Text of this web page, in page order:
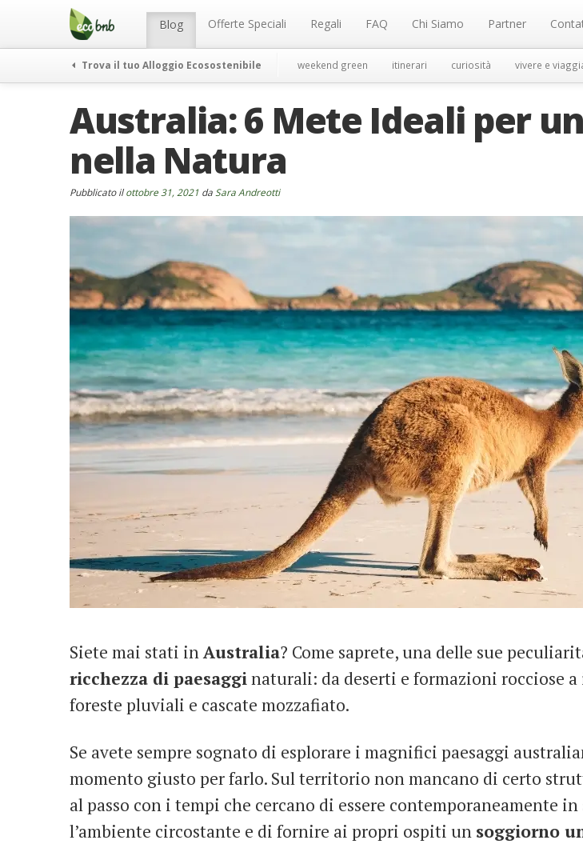
Menu Blog Offerte Speciali Regali FAQ Chi Siamo Partner
Trova il tuo Alloggio Ecosostenibile weekend green itinerari curiosità vivere e
Australia: 6 Mete Ideali per
nella Natura
Pubblicato ilottobre 31, 2021 da Sara Andreotti
Siete mai stati inAustralia? Come saprete, una delle sue
ricchezza di paesagginaturali: da deserti e formazioni rocciose a
foreste pluviali e cascate mozzafiato.
Se avete sempre sognato di esplorare i magnifici paesaggi
momento giusto per farlo. Sul territorio non mancano di certo
al passo con i tempi che cercano di essere contemporaneamente
l’ambiente circostante e di fornire ai propri ospiti un soggiorno